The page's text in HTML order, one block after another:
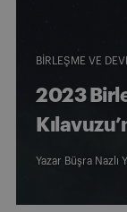
BIRLEŞME VE
2023
Yazar Büşra Nazlı